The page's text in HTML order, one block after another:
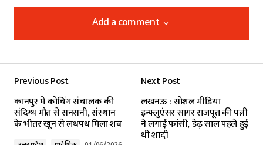
Add a comment
Add a comment
Required fields are marked*
Previous Post
कानपुर में कोचिंग संचालक की
संदिग्ध मौत से सनसनी, संस्थान
के भीतर खून से लथपथ मिला शव
Next Post
लखनऊ : सोशल मीडिया
इन्फ्लुएंसर सागर राजपूत की पत्नी
ने लगाई फांसी, डेढ़ साल पहले हुई
थी शादी